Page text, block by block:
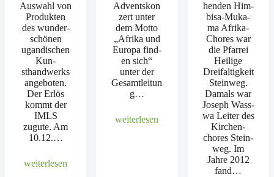
Auswahl von
Pro­duk­ten
des wun­der­
schö­nen
ugan­dis­chen
Kun­
sthandw­erks
ange­boten.
Der Erlös
kommt der
IMLS
zugute. Am
10.12.…
weit­er­lesen
Adventskon
z­ert unter
dem Mot­to
„Afri­ka und
Europa find­
en sich“
unter der
Gesamtleitun
g…
weit­er­lesen
hen­den Him­
bisa-Muka­­
ma Afri­­ka-
Chores war
die Pfar­rei
Heilige
Dreifaltigkeit
Stein­weg.
Damals war
Joseph Wass­
wa Leit­er des
Kirchen­
chores Stein­
weg. Im
Jahre 2012
fand…